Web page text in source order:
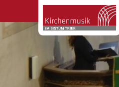
Zum Inhalt springen